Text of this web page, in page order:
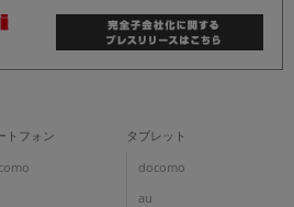
トフォン タブレット
docomo
au